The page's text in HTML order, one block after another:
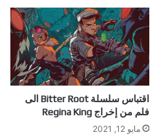
اقتباس سلسلة Bitter Root الى
فلم من إخراج Regina King
مايو 12, 2021